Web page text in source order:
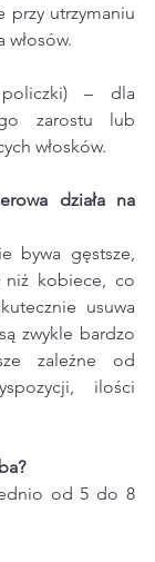
przy utrzymaniu
– dla
zarostu lub
włosków.
działa na
bywa gęstsze,
niż kobiece, co
usuwa
zwykle bardzo
zależne od
ilości
od 5 do 8